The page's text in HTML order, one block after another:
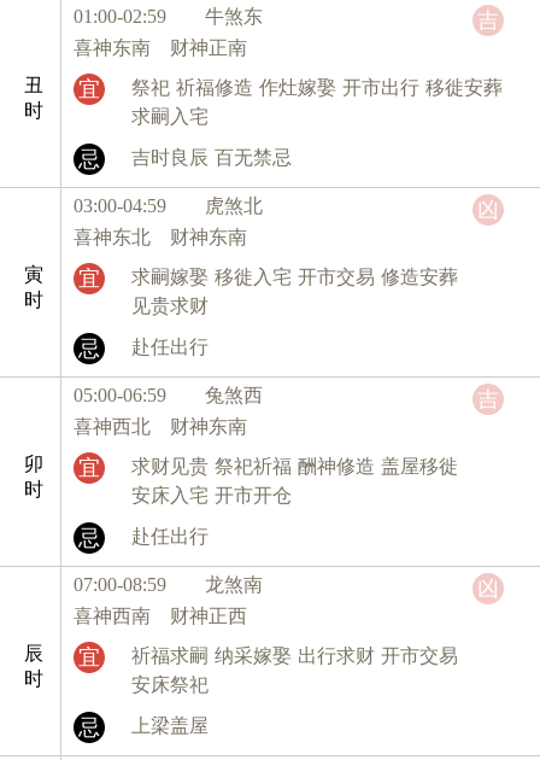
丑
时
01:00-02:59 牛煞东
喜神东南 财神正南
宜 祭祀 祈福修造 作灶嫁娶 开市出行 移徙安葬
求嗣入宅
忌 吉时良辰 百无禁忌
吉
寅
时
03:00-04:59 虎煞北
喜神东北 财神东南
宜 求嗣嫁娶 移徙入宅 开市交易 修造安葬
见贵求财
忌 赴任出行
凶
卯
时
05:00-06:59 兔煞西
喜神西北 财神东南
宜 求财见贵 祭祀祈福 酬神修造 盖屋移徙
安床入宅 开市开仓
忌 赴任出行
吉
辰
时
07:00-08:59 龙煞南
喜神西南 财神正西
宜 祈福求嗣 纳采嫁娶 出行求财 开市交易
安床祭祀
忌 上梁盖屋
凶